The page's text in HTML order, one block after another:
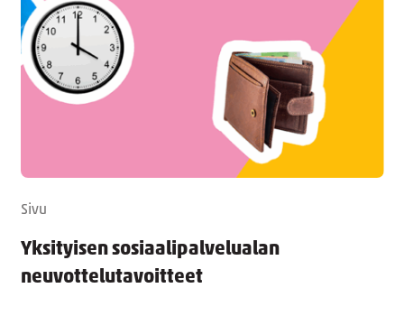
Sivu
Yksityisen sosiaalipalvelualan
neuvottelutavoitteet